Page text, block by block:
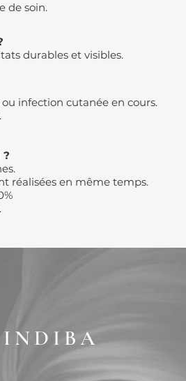
de soin.
durables et visibles.
infection cutanée en cours.
?
réalisées en même temps.